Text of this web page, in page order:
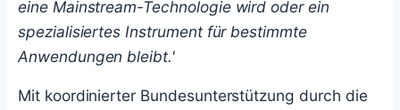
eine Mainstream-Technologie wird oder ein
spezialisiertes Instrument für bestimmte
Anwendungen bleibt.'
Mit koordinierter Bundesunterstützung durch die